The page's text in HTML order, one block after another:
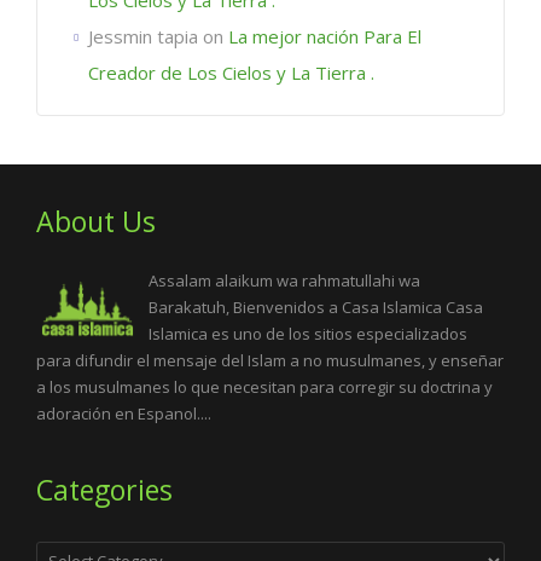
Jessmin tapia on La mejor nación Para El
Creador de Los Cielos y La Tierra .
About Us
Assalam alaikum wa rahmatullahi wa
Barakatuh, Bienvenidos a Casa Islamica Casa
Islamica es uno de los sitios especializados
para difundir el mensaje del Islam a no musulmanes, y enseñar
a los musulmanes lo que necesitan para corregir su doctrina y
adoración en Espanol....
Categories
Categories